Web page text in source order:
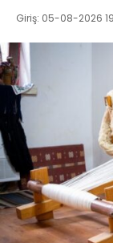
Giriş: 05-08-2026